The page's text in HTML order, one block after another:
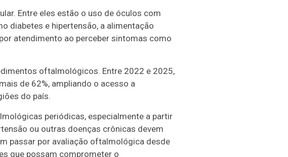
Entre eles estão o uso de óculos com
diabetes e hipertensão, a alimentação
atendimento ao perceber sintomas como
oftalmológicos. Entre 2022 e 2025,
de 62%, ampliando o acesso a
do país.
periódicas, especialmente a partir
ou outras doenças crônicas devem
passar por avaliação oftalmológica desde
que possam comprometer o